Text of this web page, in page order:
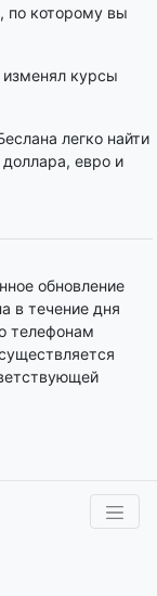
которому вы
курсы
легко найти
евро и
обновление
в течение дня
телефонам